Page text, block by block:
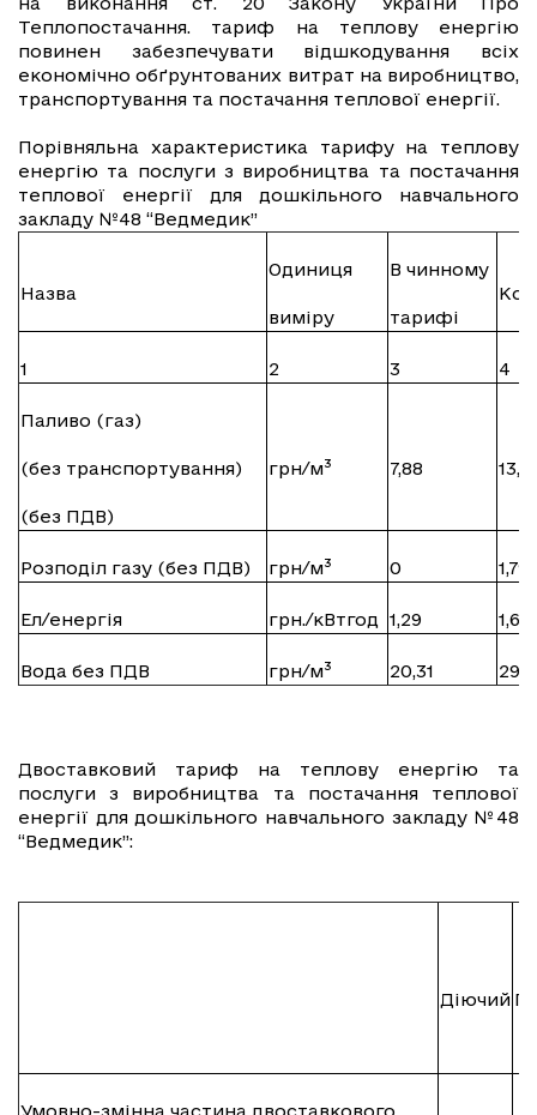
Теплопостачання. тариф на теплову енергію
повинен забезпечувати відшкодування всіх
економічно обґрунтованих витрат на виробництво,
транспортування та постачання теплової енергії.
Порівняльна характеристика тарифу на теплову
енергію та послуги з виробництва та постачання
теплової енергії для дошкільного навчального
закладу №48 “Ведмедик”
Назва
Одиниця
виміру
В чинному
тарифі
1 2 3 4
Паливо (газ)
(без транспортування)
(без ПДВ)
грн/м³ 7,88
Розподіл газу (без ПДВ) грн/м³ 0 1,79
Ел/енергія грн./кВтгод 1,29 1,68
Вода без ПДВ грн/м³ 20,31
Двоставковий тариф на теплову енергію та
послуги з виробництва та постачання теплової
енергії для дошкільного навчального закладу №48
“Ведмедик”:
Діючий